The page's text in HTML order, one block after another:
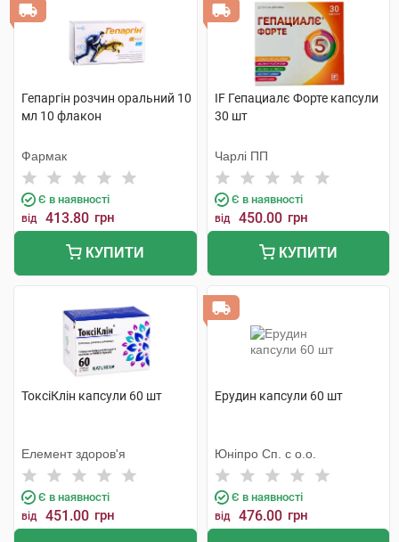
Гепаргін розчин оральний 10
мл 10 флакон
Фармак
Є в наявності
від 413.80 грн
КУПИТИ
IF Гепациалє Форте капсули
30 шт
Чарлі ПП
Є в наявності
від 450.00 грн
КУПИТИ
ТоксіКлін капсули 60 шт
Елемент здоров'я
Є в наявності
від 451.00 грн
Ерудин капсули 60 шт
Юніпро Сп. с о.о.
Є в наявності
від 476.00 грн